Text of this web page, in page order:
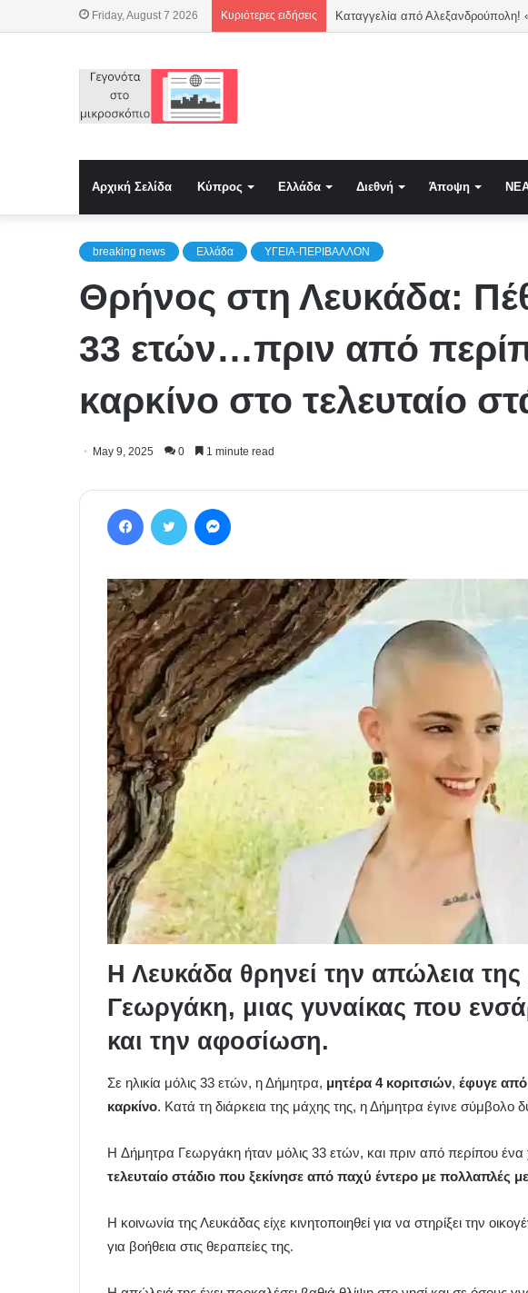
Friday, August 7 2026 Κυριότερες ειδήσεις
Αρχική Σελίδα Κύπρος Ελλάδα Διεθνή Άποψη
breaking news Ελλάδα ΥΓΕΙΑ-ΠΕΡΙΒΑΛΛΟΝ
Θρήνος στη Λευκάδα:
33 ετών…πριν από
καρκίνο στο τελευταίο
May 9, 2025 0 1 minute read
Facebook Twitter
Η Λευκάδα θρηνεί την απώλεια
Γεωργάκη, μιας γυναίκας που
και την αφοσίωση.
Σε ηλικία μόλις 33 ετών, η Δήμητρα, μητέρα 4 κοριτσιών, έφυγε
καρκίνο. Κατά τη διάρκεια της μάχης της, η Δήμητρα έγινε σύμβολο
Η Δήμητρα Γεωργάκη ήταν μόλις 33 ετών, και πριν από περίπου ένα
τελευταίο στάδιο που ξεκίνησε από παχύ έντερο με πολλαπλές
Η κοινωνία της Λευκάδας είχε κινητοποιηθεί για να στηρίξει την
για βοήθεια στις θεραπείες της.